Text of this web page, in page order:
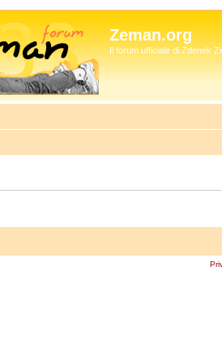
Zeman.org
Il forum ufficiale di Zdenek